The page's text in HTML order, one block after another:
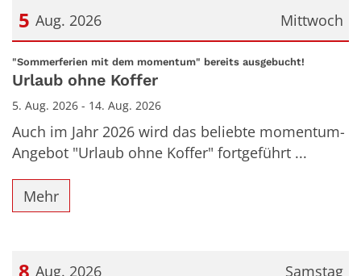
Mittwoch
5 Aug. 2026
Datum: 5. August 2026
"Sommerferien mit dem momentum" bereits ausgebucht!
Urlaub ohne Koffer
5. Aug. 2026 - 14. Aug. 2026
Auch im Jahr 2026 wird das beliebte momentum-
Angebot "Urlaub ohne Koffer" fortgeführt ...
Mehr
Samstag
Aug. 2026